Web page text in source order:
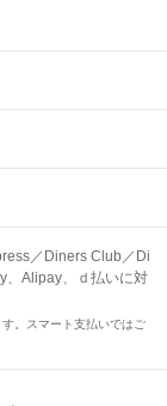
／Diners Club／Di
、Alipay、ｄ払いに対
。スマート支払いではご